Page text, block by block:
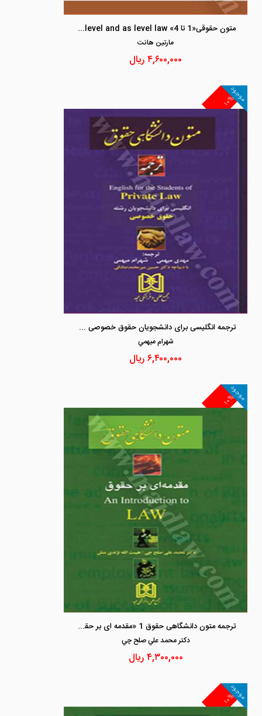
متون حقوقی«1 تا 4» a level and as level law «ویژه پیام نور»
مارتين هانت
۴,۶۰۰,۰۰۰ریال
۱۰%
موجود
ترجمه انگلیسی برای دانشجویان حقوق خصوصی « Private law»
شهرام ميهمي
۶,۴۰۰,۰۰۰ریال
۱۰%
موجود
ترجمه متون دانشگاهی حقوق 1 «مقدمه ای بر حقوق» (an Introduction to Law)
دكتر محمد علي صلح چي
۴,۳۰۰,۰۰۰ریال
۱۰%
موجود